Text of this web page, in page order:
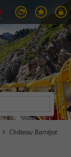
Château Barréjat